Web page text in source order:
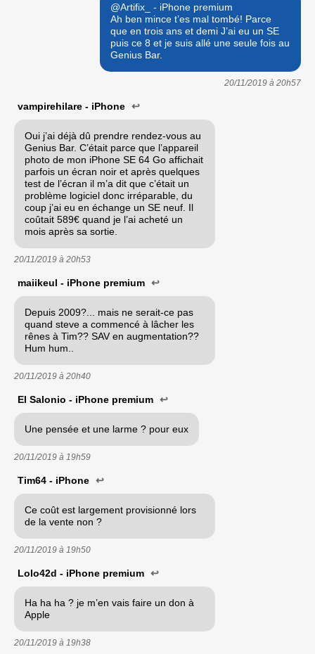
@Artifix_ - iPhone premium
Ah ben mince t’es mal tombé! Parce
que en trois ans et demi J’ai eu un SE
puis ce 8 et je suis allé une seule fois au
Genius Bar.
20/11/2019 à 20h57
vampirehilare - iPhone ↩
Oui j’ai déjà dû prendre rendez-vous au
Genius Bar. C’était parce que l’appareil
photo de mon iPhone SE 64 Go affichait
parfois un écran noir et après quelques
test de l’écran il m’a dit que c’était un
problème logiciel donc irréparable, du
coup j’ai eu en échange un SE neuf. Il
coûtait 589€ quand je l’ai acheté un
mois après sa sortie.
20/11/2019 à 20h53
maiikeul - iPhone premium ↩
Depuis 2009?... mais ne serait-ce pas
quand steve a commencé à lâcher les
rênes à Tim?? SAV en augmentation??
Hum hum..
20/11/2019 à 20h40
El Salonio - iPhone premium ↩
Une pensée et une larme ? pour eux
20/11/2019 à 19h59
Tim64 - iPhone ↩
Ce coût est largement provisionné lors
de la vente non ?
20/11/2019 à 19h50
Lolo42d - iPhone premium ↩
Ha ha ha ? je m’en vais faire un don à
Apple
20/11/2019 à 19h38